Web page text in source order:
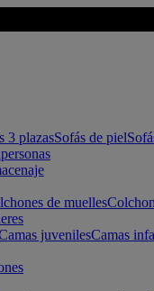
3 plazasSofás de piel
de muelles
juvenilesCamas